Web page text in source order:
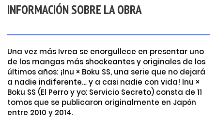
INFORMACIÓN SOBRE LA OBRA
Una vez más Ivrea se enorgullece en presentar uno
de los mangas más shockeantes y originales de los
últimos años: ¡Inu × Boku SS, una serie que no dejará
a nadie indiferente… y a casi nadie con vida! Inu ×
Boku SS (El Perro y yo: Servicio Secreto) consta de 11
tomos que se publicaron originalmente en Japón
entre 2010 y 2014.